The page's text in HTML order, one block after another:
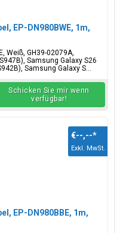
EP-DN980BWE, 1m,
Weiß, GH39-02079A,
Samsung Galaxy S26
Samsung Galaxy S...
Schicken Sie mir wenn
verfügbar!
EP-DN980BBE, 1m,
€--,--*
Exkl. MwSt.